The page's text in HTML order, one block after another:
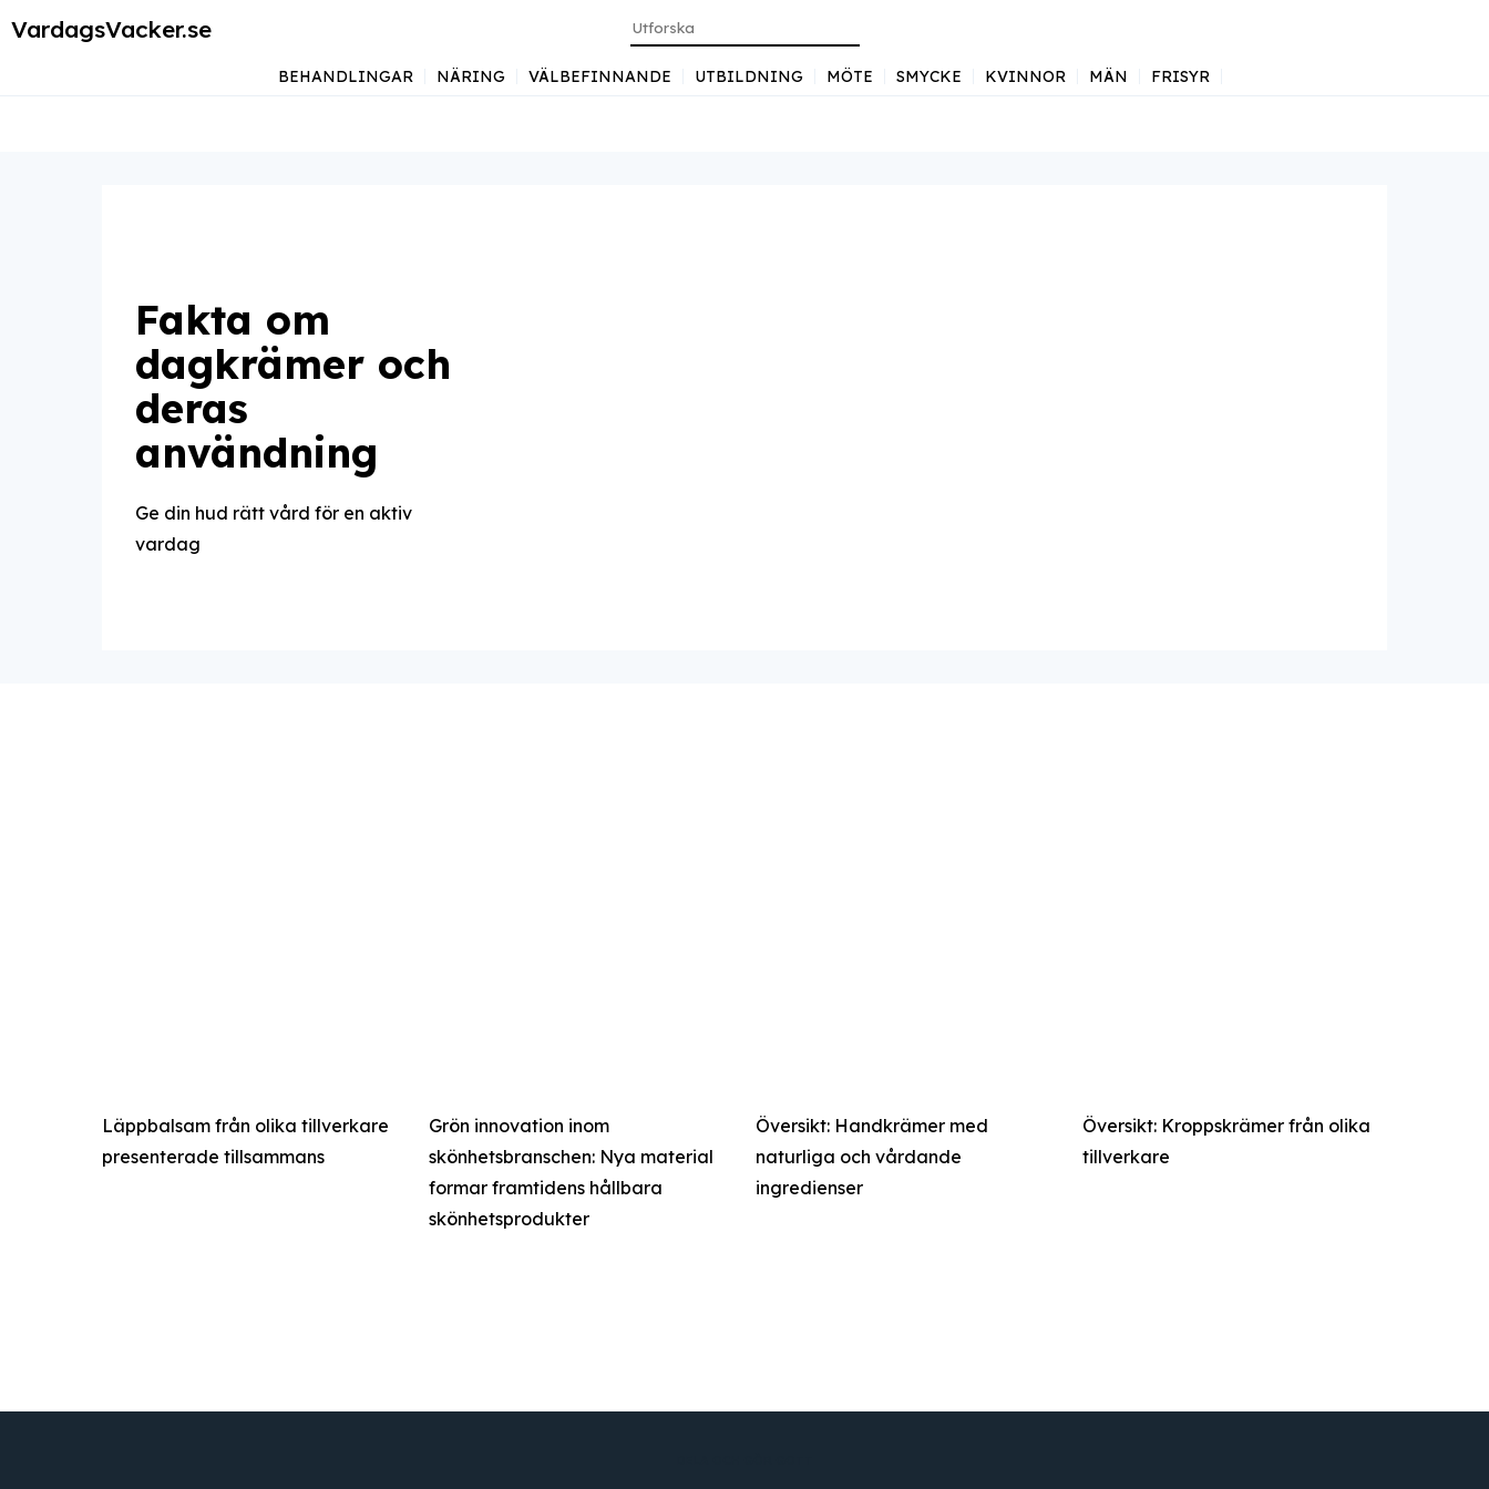
VardagsVacker.se
BEHANDLINGAR NÄRING VÄLBEFINNANDE UTBILDNING MÖTE SMYCKE KVINNOR MÄN FRISYR
Fakta om
dagkrämer och
deras
användning
Ge din hud rätt vård för en aktiv
vardag
Läppbalsam från olika tillverkare
presenterade tillsammans
Grön innovation inom
skönhetsbranschen: Nya material
formar framtidens hållbara
skönhetsprodukter
Översikt: Handkrämer med
naturliga och vårdande
ingredienser
Översikt: Kroppskrämer från olika
tillverkare